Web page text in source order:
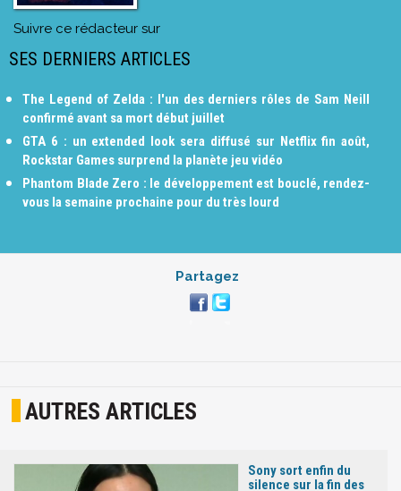
Suivre ce rédacteur sur
SES DERNIERS ARTICLES
The Legend of Zelda : l'un des derniers rôles de Sam Neill
confirmé avant sa mort début juillet
GTA 6 : un extended look sera diffusé sur Netflix fin août,
Rockstar Games surprend la planète jeu vidéo
Phantom Blade Zero : le développement est bouclé, rendez-
vous la semaine prochaine pour du très lourd
Partagez
AUTRES ARTICLES
Sony sort enfin du
silence sur la fin des